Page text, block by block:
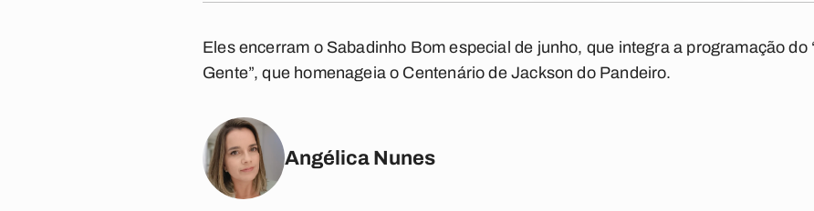
Eles encerram o Sabadinho Bom especial de junho, que integra a programação do
Gente”, que homenageia o Centenário de Jackson do Pandeiro.
Angélica Nunes